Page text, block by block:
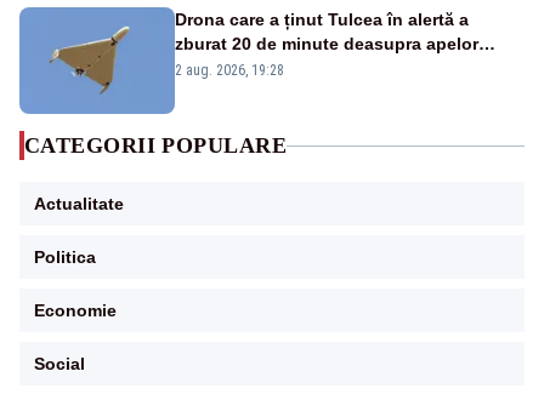
Drona care a ținut Tulcea în alertă a
zburat 20 de minute deasupra apelor
României. Au fost ridicate două F-16
2 aug. 2026, 19:28
CATEGORII POPULARE
Actualitate
Politica
Economie
Social